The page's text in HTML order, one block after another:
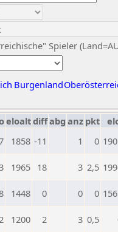
Spieler
Burgenland
eloaltdiffabg anz pkt
1858 -11 1 0
1965 18 3 2,5
1448 0 0 0
1200 2 3 0,5